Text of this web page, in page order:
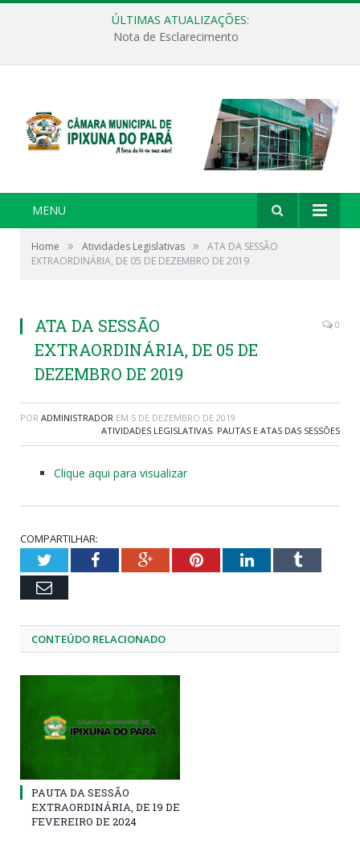
ÚLTIMAS ATUALIZAÇÕES:
Nota de Esclarecimento
MENU
Home » Atividades Legislativas »
ATA DA SESSÃO
EXTRAORDINÁRIA, DE 05 DE DEZEMBRO DE 2019
ATA DA SESSÃO
EXTRAORDINÁRIA, DE 05 DE
DEZEMBRO DE 2019
0
POR ADMINISTRADOR EM 5 DE DEZEMBRO DE 2019
ATIVIDADES LEGISLATIVAS, PAUTAS E ATAS DAS SESSÕES
Clique aqui para visualizar
COMPARTILHAR:
TwitterFacebookGoogle+PinterestLinkedInTumblr
Email
CONTEÚDO RELACIONADO
PAUTA DA SESSÃO
EXTRAORDINÁRIA, DE 19 DE
FEVEREIRO DE 2024